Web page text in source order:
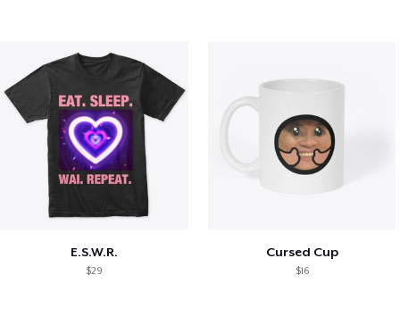
E.S.W.R.
$29
Cursed Cup
$16